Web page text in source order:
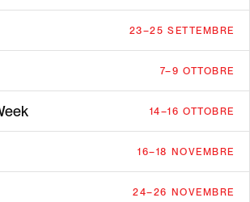
23–25 SETTEMBRE
7–9 OTTOBRE
14–16 OTTOBRE
16–18 NOVEMBRE
24–26 NOVEMBRE